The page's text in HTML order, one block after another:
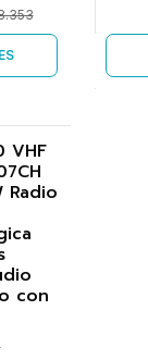
VHF
Radio
con